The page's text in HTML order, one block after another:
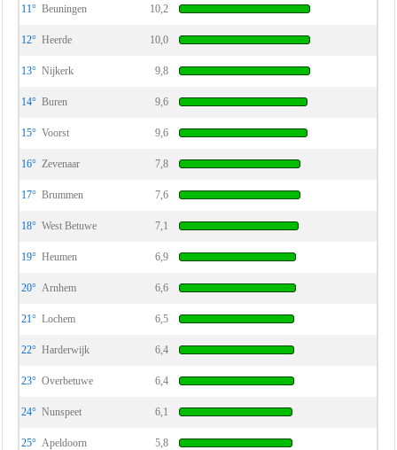
11° Beuningen 10,2
12° Heerde 10,0
13° Nijkerk 9,8
14° Buren 9,6
15° Voorst 9,6
16° Zevenaar 7,8
17° Brummen 7,6
18° West Betuwe 7,1
19° Heumen 6,9
20° Arnhem 6,6
21° Lochem 6,5
22° Harderwijk 6,4
23° Overbetuwe 6,4
24° Nunspeet 6,1
25° Apeldoorn 5,8